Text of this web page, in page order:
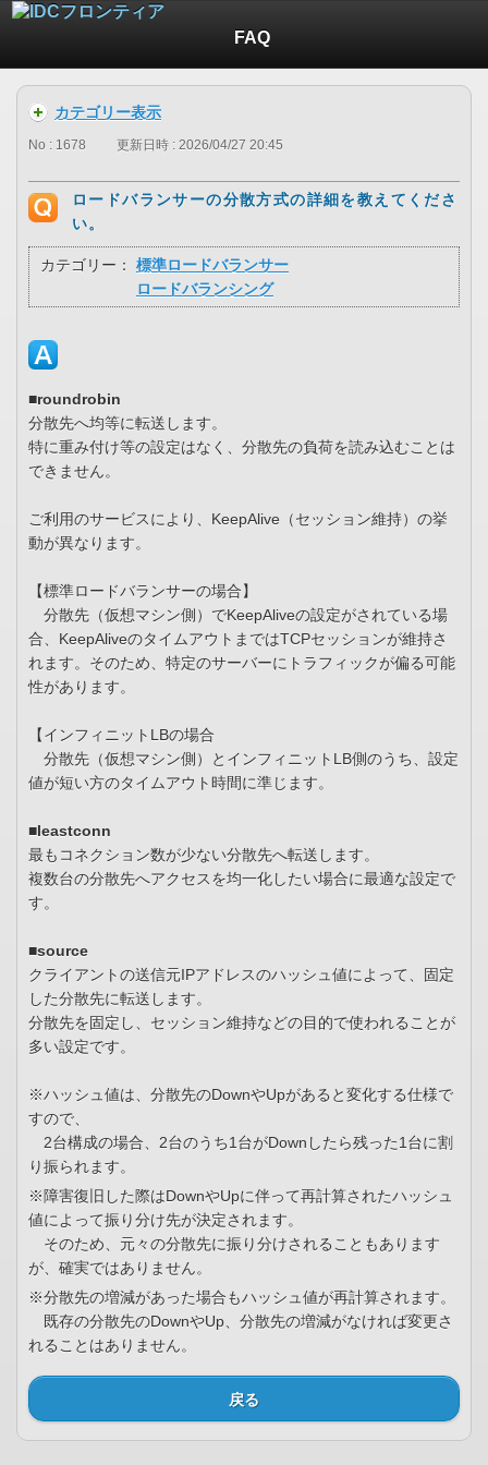
FAQ
カテゴリー表示
No : 1678 更新日時 : 2026/04/27 20:45
ロードバランサーの分散方式の詳細を教えてくださ
い。
カテゴリー：
標準ロードバランサー
ロードバランシング
■roundrobin
分散先へ均等に転送します。
特に重み付け等の設定はなく、分散先の負荷を読み込むことは
できません。
ご利用のサービスにより、KeepAlive（セッション維持）の挙
動が異なります。
【標準ロードバランサーの場合】
分散先（仮想マシン側）でKeepAliveの設定がされている場
合、KeepAliveのタイムアウトまではTCPセッションが維持さ
れます。そのため、特定のサーバーにトラフィックが偏る可能
性があります。
【インフィニットLBの場合
分散先（仮想マシン側）とインフィニットLB側のうち、設定
値が短い方のタイムアウト時間に準じます。
■leastconn
最もコネクション数が少ない分散先へ転送します。
複数台の分散先へアクセスを均一化したい場合に最適な設定で
す。
■source
クライアントの送信元IPアドレスのハッシュ値によって、固定
した分散先に転送します。
分散先を固定し、セッション維持などの目的で使われることが
多い設定です。
※ハッシュ値は、分散先のDownやUpがあると変化する仕様で
すので、
2台構成の場合、2台のうち1台がDownしたら残った1台に割
り振られます。
※障害復旧した際はDownやUpに伴って再計算されたハッシュ
値によって振り分け先が決定されます。
そのため、元々の分散先に振り分けされることもあります
が、確実ではありません。
※分散先の増減があった場合もハッシュ値が再計算されます。
既存の分散先のDownやUp、分散先の増減がなければ変更さ
れることはありません。
戻る